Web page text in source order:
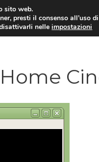
INSPIRATION
sito web.
presti il consenso all’uso
nelleimpostazioni